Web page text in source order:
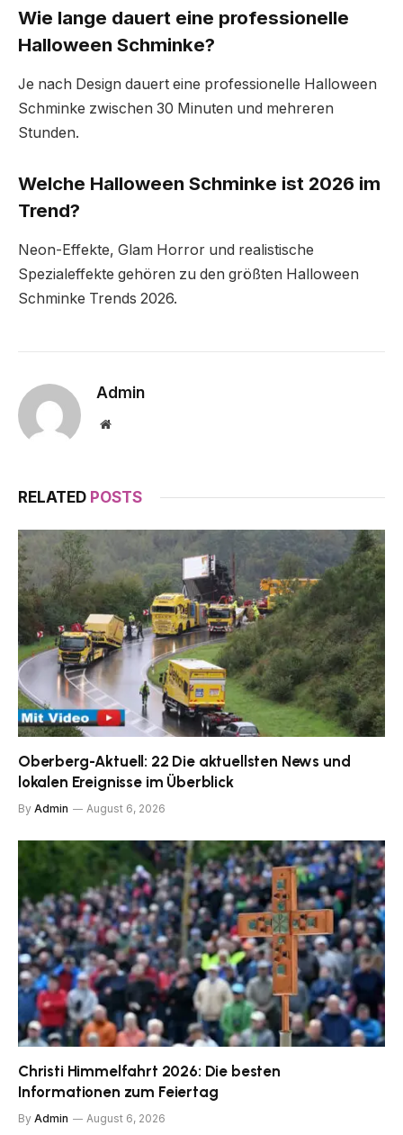
Wie lange dauert eine professionelle
Halloween Schminke?
Je nach Design dauert eine professionelle Halloween
Schminke zwischen 30 Minuten und mehreren
Stunden.
Welche Halloween Schminke ist 2026 im
Trend?
Neon-Effekte, Glam Horror und realistische
Spezialeffekte gehören zu den größten Halloween
Schminke Trends 2026.
Admin
Website
RELATED POSTS
Oberberg-Aktuell: 22 Die aktuellsten News und
lokalen Ereignisse im Überblick
By Admin August 6, 2026
Christi Himmelfahrt 2026: Die besten
Informationen zum Feiertag
By Admin August 6, 2026